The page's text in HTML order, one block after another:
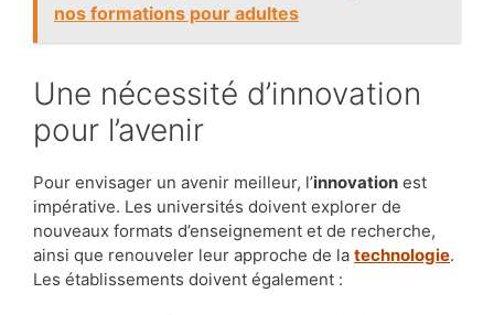
nos formations pour adultes
Une nécessité d’innovation
pour l’avenir
Pour envisager un avenir meilleur, l’innovation est
impérative. Les universités doivent explorer de
nouveaux formats d’enseignement et de recherche,
ainsi que renouveler leur approche de la technologie.
Les établissements doivent également :